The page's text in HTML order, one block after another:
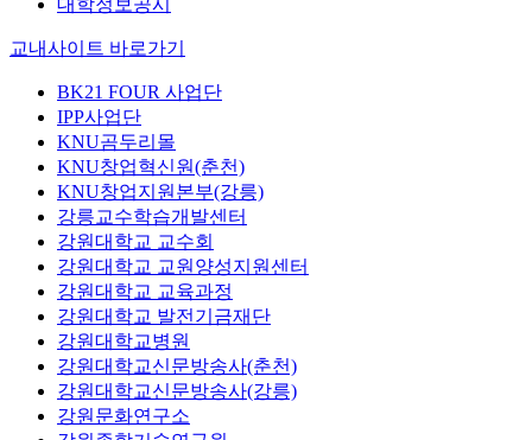
대학정보공시
교내사이트 바로가기
BK21 FOUR 사업단
IPP사업단
KNU곰두리몰
KNU창업혁신원(춘천)
KNU창업지원본부(강릉)
강릉교수학습개발센터
강원대학교 교수회
강원대학교 교원양성지원센터
강원대학교 교육과정
강원대학교 발전기금재단
강원대학교병원
강원대학교신문방송사(춘천)
강원대학교신문방송사(강릉)
강원문화연구소